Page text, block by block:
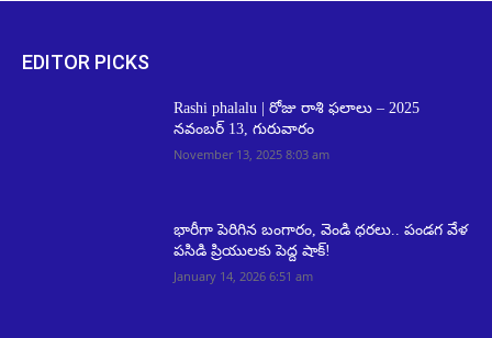
EDITOR PICKS
Rashi phalalu | రోజు రాశి ఫలాలు – 2025
నవంబర్ 13, గురువారం
November 13, 2025 8:03 am
భారీగా పెరిగిన బంగారం, వెండి ధరలు.. పండగ వేళ
పసిడి ప్రియులకు పెద్ద షాక్!
January 14, 2026 6:51 am